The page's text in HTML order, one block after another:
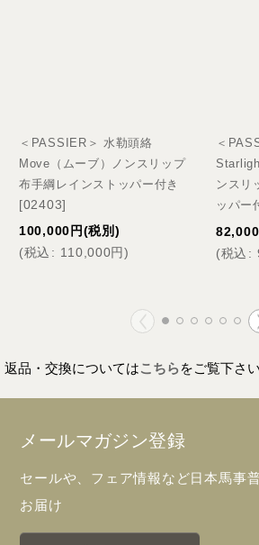
＜PASSIER＞ 水勒頭絡
Move（ムーブ）ノンスリップ
布手綱レインストッパー付き
[02403]
100,000 円(税別)
(税込 : 110,000円)
＜
ンスリ
ッパー
82,000
(税込 :
返品・交換についてはこちらをご覧下さい
メールマガジン登録
セールや、フェア情報など日本馬事
お届け